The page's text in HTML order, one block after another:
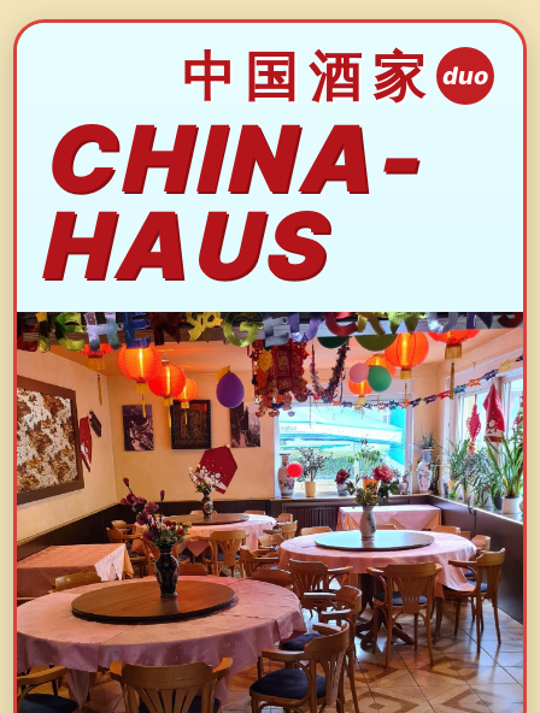
中国酒家 duo
CHINA-
HAUS